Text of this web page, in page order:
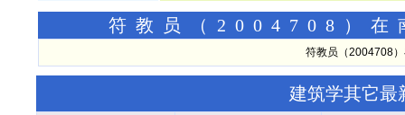
符教员（2004708）在
符教员（2004708
建筑学其它最